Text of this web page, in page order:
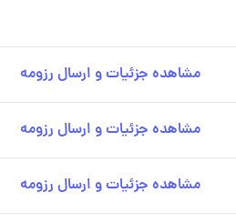
مشاهده جزئیات و ارسال رزومه
مشاهده جزئیات و ارسال رزومه
مشاهده جزئیات و ارسال رزومه